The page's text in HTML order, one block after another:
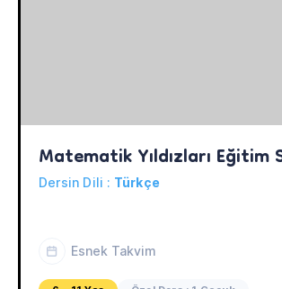
Matematik Yıldızları Eğitim
Dersin Dili : Türkçe
Esnek Takvim